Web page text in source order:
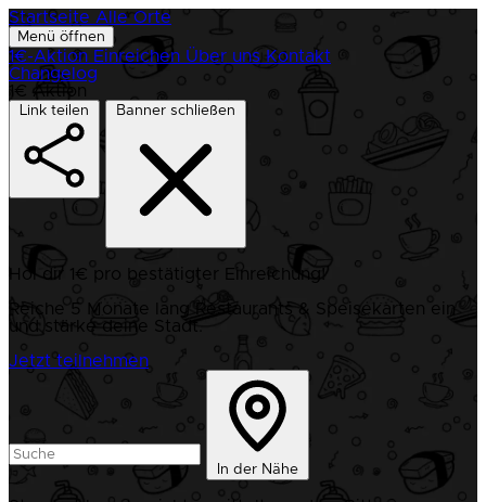
Startseite Alle Orte
Menü öffnen
1€-Aktion Einreichen Über uns Kontakt
Changelog
1€ Aktion
Link teilen Banner schließen
Hol dir 1€ pro bestätigter Einreichung!
Reiche 5 Monate lang Restaurants & Speisekarten ein
und stärke deine Stadt.
Jetzt teilnehmen
In der Nähe